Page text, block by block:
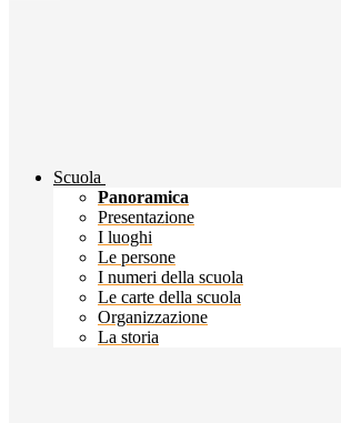
Scuola
Panoramica
Presentazione
I luoghi
Le persone
I numeri della scuola
Le carte della scuola
Organizzazione
La storia